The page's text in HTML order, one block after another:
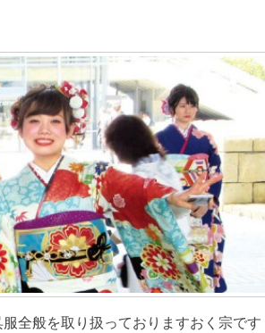
全般を取り扱っておりますおく宗で